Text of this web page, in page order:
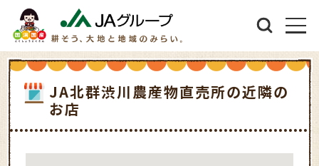
JA北群渋川農産物直売所の近隣の
お店